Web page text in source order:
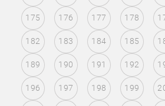
175 176 177 178
182 183 184 185
189 190 191 192
196 197 198 199